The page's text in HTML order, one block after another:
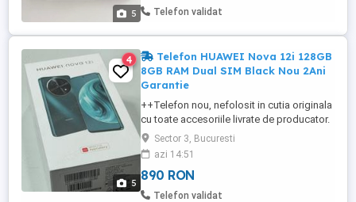
5
FaceID, camerele și difuzoarele
Telefon validat
5
4
Telefon HUAWEI Nova 12i 128GB
8GB RAM Dual SIM Black Nou 2Ani
Garantie
++Telefon nou, nefolosit in cutia originala
cu toate accesoriile livrate de producator.
++Factura si garantie 24 luni Romania
achizitie Huawei Romania Magazin Online.
++Include husa originala, incarcator
original, cablu original, folie aplicata pe
ecran din fabrica+cadou husa albastra
Sector 3, Bucuresti
azi 14:51
890 RON
Telefon validat